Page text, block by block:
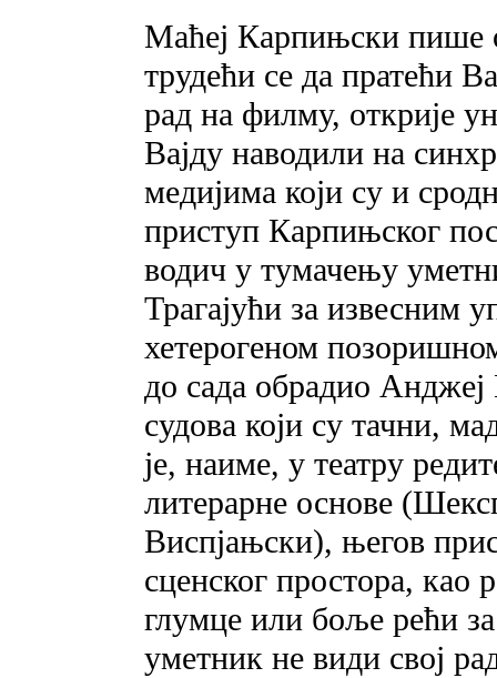
Маћеј Карпињски пише
трудећи се да пратећи
рад на филму, открије
Вајду наводили на
медијима који су и
приступ Карпињског
водич у тумачењу
Трагајући за извесним
хетерогеном
до сада обрадио
судова који су тачни,
је, наиме, у театру
литерарне основе
Виспјањски), његов
сценског простора, као
глумце или боље рећи
уметник не види свој